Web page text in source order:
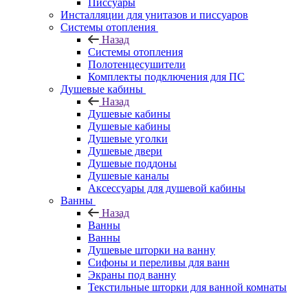
Писсуары
Инсталляции для унитазов и писсуаров
Системы отопления
Назад
Системы отопления
Полотенцесушители
Комплекты подключения для ПС
Душевые кабины
Назад
Душевые кабины
Душевые кабины
Душевые уголки
Душевые двери
Душевые поддоны
Душевые каналы
Аксессуары для душевой кабины
Ванны
Назад
Ванны
Ванны
Душевые шторки на ванну
Сифоны и переливы для ванн
Экраны под ванну
Текстильные шторки для ванной комнаты